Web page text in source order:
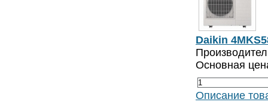
Daikin
Основная
Описание